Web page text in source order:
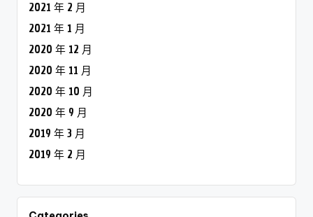
2021 年 2 月
2021 年 1 月
2020 年 12 月
2020 年 11 月
2020 年 10 月
2020 年 9 月
2019 年 3 月
2019 年 2 月